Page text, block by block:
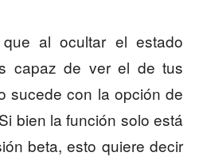
al ocultar el estado
capaz de ver el de tus
sucede con la opción de
bien la función solo está
beta, esto quiere decir